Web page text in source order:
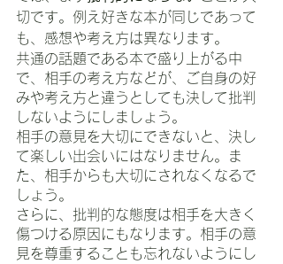
切です。例え好きな本が同じであって
も、感想や考え方は異なります。
共通の話題である本で盛り上がる中
で、相手の考え方などが、ご自身の好
みや考え方と違うとしても決して批判
しないようにしましょう。
相手の意見を大切にできないと、決し
て楽しい出会いにはなりません。ま
た、相手からも大切にされなくなるで
しょう。
さらに、批判的な態度は相手を大きく
傷つける原因にもなります。相手の意
見を尊重することも忘れないようにし